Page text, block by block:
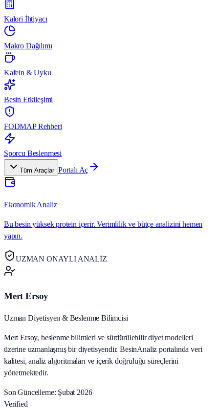
Kalori İhtiyacı
Makro Dağılımı
Kafein & Uyku
Besin Etkileşimi
FODMAP Rehberi
Sporcu Beslenmesi
Tüm Araçlar Portalı Aç
Ekonomik Analiz
Bu besin yüksek protein içerir. Verimlilik ve bütçe analizini hemen
yapın.
UZMAN ONAYLI ANALİZ
Mert Ersoy
Uzman Diyetisyen & Beslenme Bilimcisi
Mert Ersoy, beslenme bilimleri ve sürdürülebilir diyet modelleri
üzerine uzmanlaşmış bir diyetisyendir. BesinAnaliz portalında veri
kalitesi, analiz algoritmaları ve içerik doğruluğu süreçlerini
yönetmektedir.
Son Güncelleme: Şubat 2026
Verified